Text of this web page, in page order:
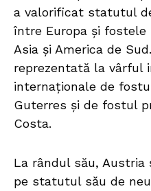
a valorificat statutul
între Europa și fostele
Asia și America de
reprezentată la vârful
internaționale de
Guterres și de fostul
Costa.
La rândul său,
pe statutul său de